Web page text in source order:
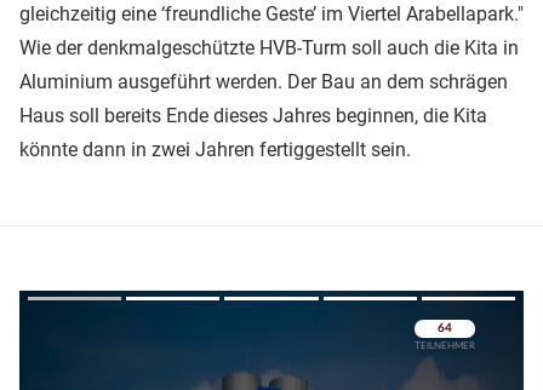
gleichzeitig eine ‘freundliche Geste’ im Viertel Arabellapark."
Wie der denkmalgeschützte HVB-Turm soll auch die Kita in
Aluminium ausgeführt werden. Der Bau an dem schrägen
Haus soll bereits Ende dieses Jahres beginnen, die Kita
könnte dann in zwei Jahren fertiggestellt sein.
Überspringen